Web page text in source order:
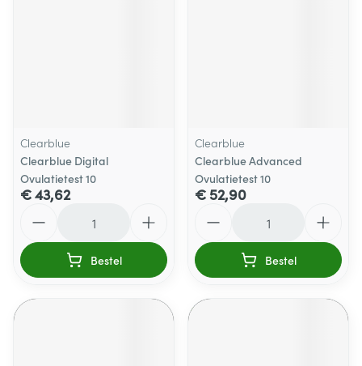
Clearblue
Clearblue Digital
Ovulatietest 10
€ 43,62
Bestel
Clearblue
Clearblue Advanced
Ovulatietest 10
€ 52,90
Bestel